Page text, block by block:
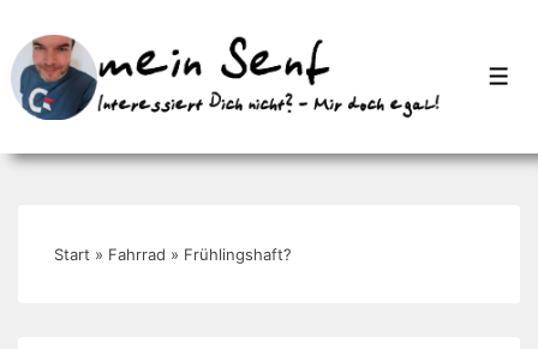
Zum
Inhalt
Start » Fahrrad » Frühlingshaft?